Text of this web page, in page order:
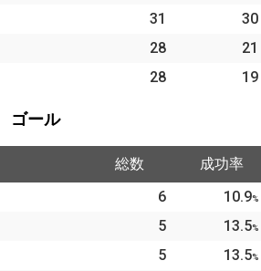
31 30
28 21
28 19
ゴール
総数 成功率
6 10.9%
5 13.5%
5 13.5%